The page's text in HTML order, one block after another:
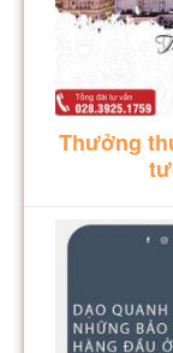
Thưởng